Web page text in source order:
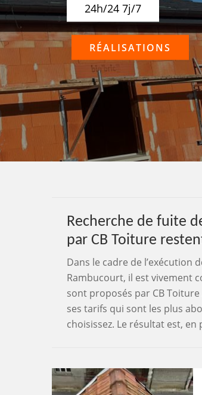
24h/24 7j/7
RÉALISATIONS
Recherche de fuite
par CB Toiture
Dans le cadre de l’exécution
Rambucourt, il est vivement
sont proposés par CB
ses tarifs qui sont les plus
choisissez. Le résultat est,